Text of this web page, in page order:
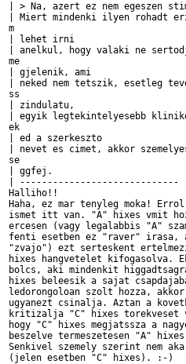
| > Na, azert ez nem egeszen
| Miert mindenki ilyen rohadt
m
| lehet irni
| anelkul, hogy valaki ne
me
| gjelenik, ami
| neked nem tetszik, esetleg
ss
| zindulatu,
| egyik legtekintelyesebb
ek
| ed a szerkeszto
| nevet es cimet, akkor
se
| ggfej.
| -----------------------------
Halliho!!
Haha, ez mar tenyleg moka!
ismet itt van. "A" hixes vmit
ercesen (vagy legalabbis "A"
fenti esetben ez "raver" irasa,
"zvajo") ezt serteskent
hixes hangvetelet kifogasolva.
bolcs, aki mindenkit
hixes beleesik a sajat
ledorongoloan szolt hozza,
ugyanezt csinalja. Aztan a
kritizalja "C" hixes torekveset
hogy "C" hixes megjatssza a
beszelve termeszetesen "A"
Senkivel szemely szerint nem
(jelen esetben "C" hixes). :-)